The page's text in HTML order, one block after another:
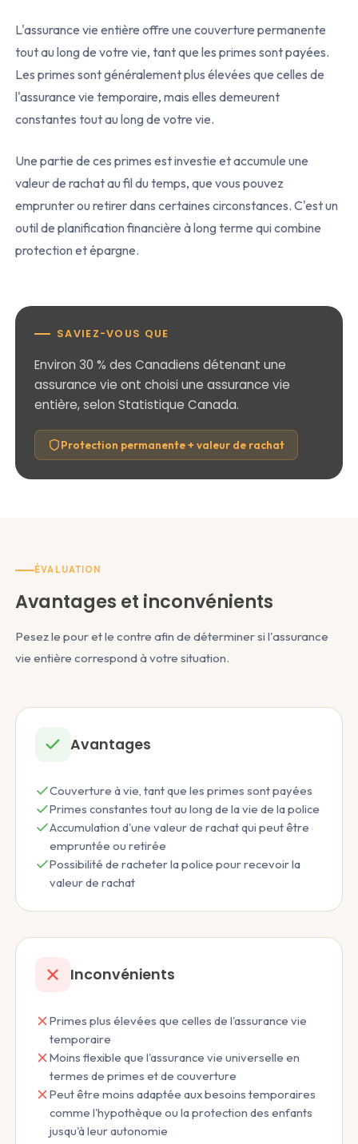
L'assurance vie entière offre une couverture permanente
tout au long de votre vie, tant que les primes sont payées.
Les primes sont généralement plus élevées que celles de
l'assurance vie temporaire, mais elles demeurent
constantes tout au long de votre vie.
Une partie de ces primes est investie et accumule une
valeur de rachat au fil du temps, que vous pouvez
emprunter ou retirer dans certaines circonstances. C'est un
outil de planification financière à long terme qui combine
protection et épargne.
SAVIEZ-VOUS QUE
Environ 30 % des Canadiens détenant une
assurance vie ont choisi une assurance vie
entière, selon Statistique Canada.
Protection permanente + valeur de rachat
ÉVALUATION
Avantages et inconvénients
Pesez le pour et le contre afin de déterminer si l'assurance
vie entière correspond à votre situation.
Avantages
Couverture à vie, tant que les primes sont payées
Primes constantes tout au long de la vie de la police
Accumulation d'une valeur de rachat qui peut être
empruntée ou retirée
Possibilité de racheter la police pour recevoir la
valeur de rachat
Inconvénients
Primes plus élevées que celles de l'assurance vie
temporaire
Moins flexible que l'assurance vie universelle en
termes de primes et de couverture
Peut être moins adaptée aux besoins temporaires
comme l'hypothèque ou la protection des enfants
jusqu'à leur autonomie